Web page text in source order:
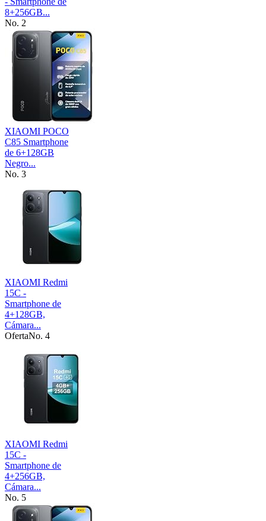
8+256GB...
No. 2
XIAOMI POCO
C85 Smartphone
de 6+128GB
Negro...
No. 3
XIAOMI Redmi
15C -
Smartphone de
4+128GB,
Cámara...
OfertaNo. 4
XIAOMI Redmi
15C -
Smartphone de
4+256GB,
Cámara...
No. 5